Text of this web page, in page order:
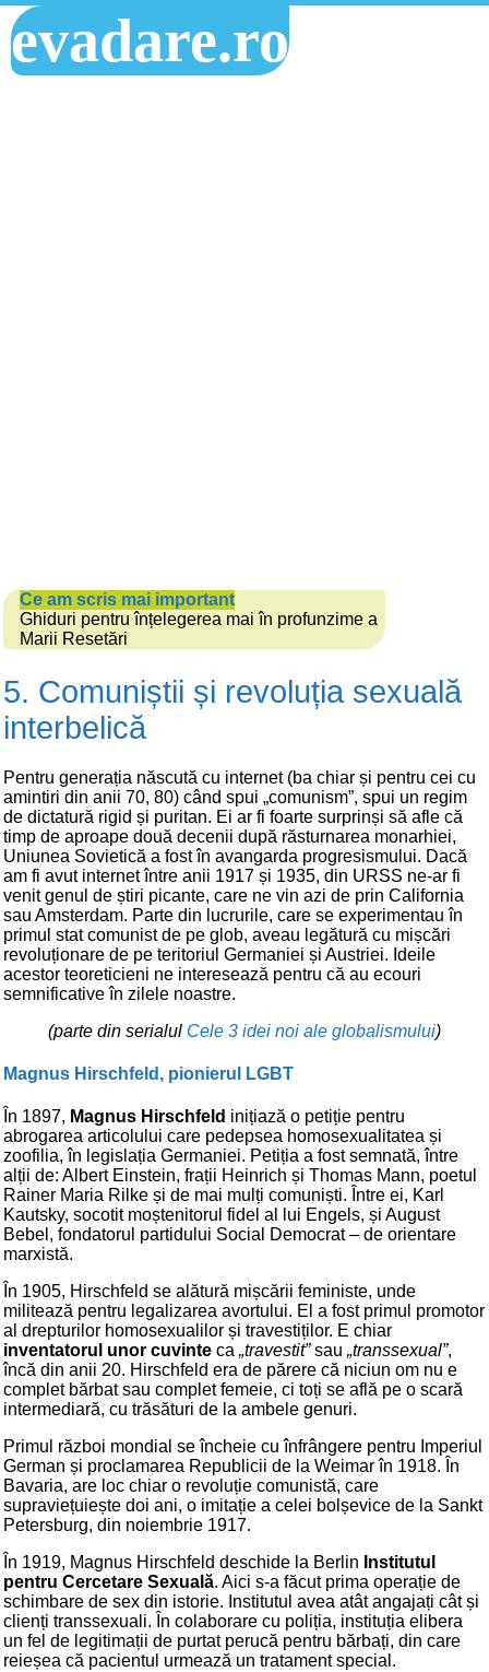
evadare.ro
Ce am scris mai important
Ghiduri pentru înțelegerea mai în profunzime a
Marii Resetări
5. Comuniștii și revoluția sexuală
interbelică
Pentru generația născută cu internet (ba chiar și pentru cei cu
amintiri din anii 70, 80) când spui „comunism”, spui un regim
de dictatură rigid și puritan. Ei ar fi foarte surprinși să afle că
timp de aproape două decenii după răsturnarea monarhiei,
Uniunea Sovietică a fost în avangarda progresismului. Dacă
am fi avut internet între anii 1917 și 1935, din URSS ne-ar fi
venit genul de știri picante, care ne vin azi de prin California
sau Amsterdam. Parte din lucrurile, care se experimentau în
primul stat comunist de pe glob, aveau legătură cu mișcări
revoluționare de pe teritoriul Germaniei și Austriei. Ideile
acestor teoreticieni ne interesează pentru că au ecouri
semnificative în zilele noastre.
(parte din serialul Cele 3 idei noi ale globalismului)
Magnus Hirschfeld, pionierul LGBT
În 1897, Magnus Hirschfeld inițiază o petiție pentru
abrogarea articolului care pedepsea homosexualitatea și
zoofilia, în legislația Germaniei. Petiția a fost semnată, între
alții de: Albert Einstein, frații Heinrich și Thomas Mann, poetul
Rainer Maria Rilke și de mai mulți comuniști. Între ei, Karl
Kautsky, socotit moștenitorul fidel al lui Engels, și August
Bebel, fondatorul partidului Social Democrat – de orientare
marxistă.
În 1905, Hirschfeld se alătură mișcării feministe, unde
militează pentru legalizarea avortului. El a fost primul promotor
al drepturilor homosexualilor și travestiților. E chiar
inventatorul unor cuvinte ca „travestit”sau „transsexual”,
încă din anii 20. Hirschfeld era de părere că niciun om nu e
complet bărbat sau complet femeie, ci toți se află pe o scară
intermediară, cu trăsături de la ambele genuri.
Primul război mondial se încheie cu înfrângere pentru Imperiul
German și proclamarea Republicii de la Weimar în 1918. În
Bavaria, are loc chiar o revoluție comunistă, care
supraviețuiește doi ani, o imitație a celei bolșevice de la Sankt
Petersburg, din noiembrie 1917.
În 1919, Magnus Hirschfeld deschide la Berlin Institutul
pentru Cercetare Sexuală. Aici s-a făcut prima operație de
schimbare de sex din istorie. Institutul avea atât angajați cât și
clienți transsexuali. În colaborare cu poliția, instituția elibera
un fel de legitimații de purtat perucă pentru bărbați, din care
reieșea că pacientul urmează un tratament special.